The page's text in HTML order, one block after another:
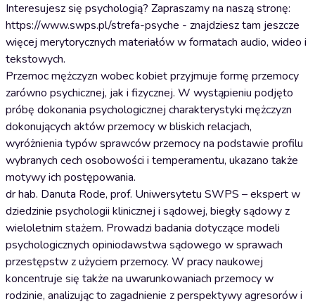
Interesujesz się psychologią? Zapraszamy na naszą stronę:
https://www.swps.pl/strefa-psyche - znajdziesz tam jeszcze
więcej merytorycznych materiałów w formatach audio, wideo i
tekstowych.
Przemoc mężczyzn wobec kobiet przyjmuje formę przemocy
zarówno psychicznej, jak i fizycznej. W wystąpieniu podjęto
próbę dokonania psychologicznej charakterystyki mężczyzn
dokonujących aktów przemocy w bliskich relacjach,
wyróżnienia typów sprawców przemocy na podstawie profilu
wybranych cech osobowości i temperamentu, ukazano także
motywy ich postępowania.
dr hab. Danuta Rode, prof. Uniwersytetu SWPS – ekspert w
dziedzinie psychologii klinicznej i sądowej, biegły sądowy z
wieloletnim stażem. Prowadzi badania dotyczące modeli
psychologicznych opiniodawstwa sądowego w sprawach
przestępstw z użyciem przemocy. W pracy naukowej
koncentruje się także na uwarunkowaniach przemocy w
rodzinie, analizując to zagadnienie z perspektywy agresorów i